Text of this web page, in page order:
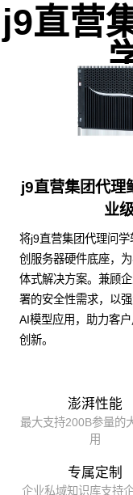
j9直营
j9直营集团代
业
将j9直营集团代理问
创服务器硬件底座，
体式解决方案。兼顾
署的安全性需求，以
AI模型应用，助力客
创新。
澎湃性能
最大支持200B参量的
用
专属定制
企业私域知识库支持